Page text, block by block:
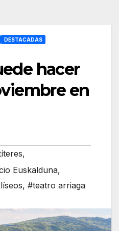
DESTACADAS
hacer
en
,
Euskalduna,
, #teatro arriaga